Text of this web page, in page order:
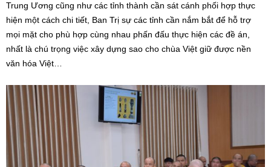
Trung Ương cũng như các tỉnh thành cần sát cánh phối hợp thực
hiện một cách chi tiết, Ban Trị sự các tỉnh cần nắm bắt để hỗ trợ
mọi mặt cho phù hợp cùng nhau phấn đấu thực hiện các đề án,
nhất là chú trọng việc xây dựng sao cho chùa Việt giữ được nền
văn hóa Việt…